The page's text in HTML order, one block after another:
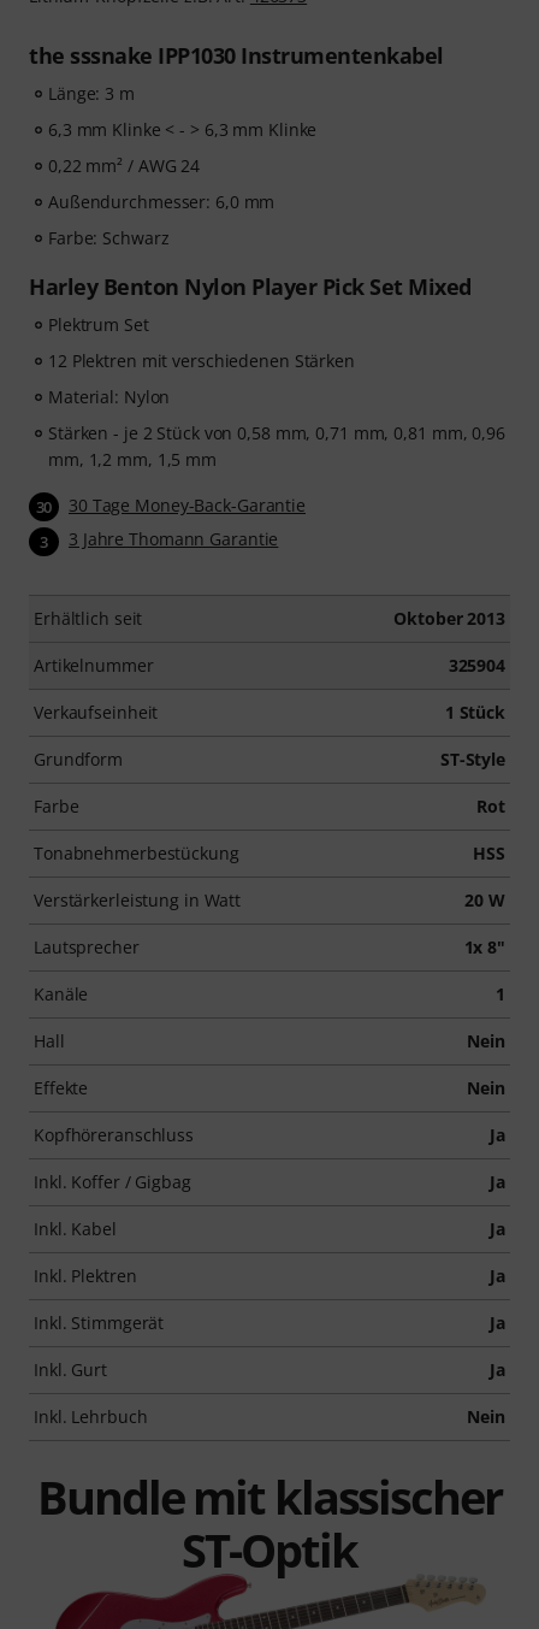
the sssnake IPP1030 Instrumentenkabel
Länge: 3 m
6,3 mm Klinke < - > 6,3 mm Klinke
0,22 mm² / AWG 24
Außendurchmesser: 6,0 mm
Farbe: Schwarz
Harley Benton Nylon Player Pick Set Mixed
Plektrum Set
12 Plektren mit verschiedenen Stärken
Material: Nylon
Stärken - je 2 Stück von 0,58 mm, 0,71 mm, 0,81 mm, 0,96
mm, 1,2 mm, 1,5 mm
30 30 Tage Money-Back-Garantie
3 3 Jahre Thomann Garantie
Erhältlich seit Oktober 2013
Artikelnummer 325904
Verkaufseinheit 1 Stück
Grundform ST-Style
Farbe Rot
Tonabnehmerbestückung HSS
Verstärkerleistung in Watt 20 W
Lautsprecher 1x 8"
Kanäle 1
Hall Nein
Effekte Nein
Kopfhöreranschluss Ja
Inkl. Koffer / Gigbag Ja
Inkl. Kabel Ja
Inkl. Plektren Ja
Inkl. Stimmgerät Ja
Inkl. Gurt Ja
Inkl. Lehrbuch Nein
Bundle mit klassischer
ST-Optik